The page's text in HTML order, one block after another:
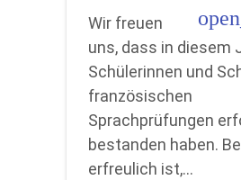
Wir freuen
uns, dass in diesem
Schülerinnen und
französischen
Sprachprüfungen
bestanden haben.
erfreulich ist,…